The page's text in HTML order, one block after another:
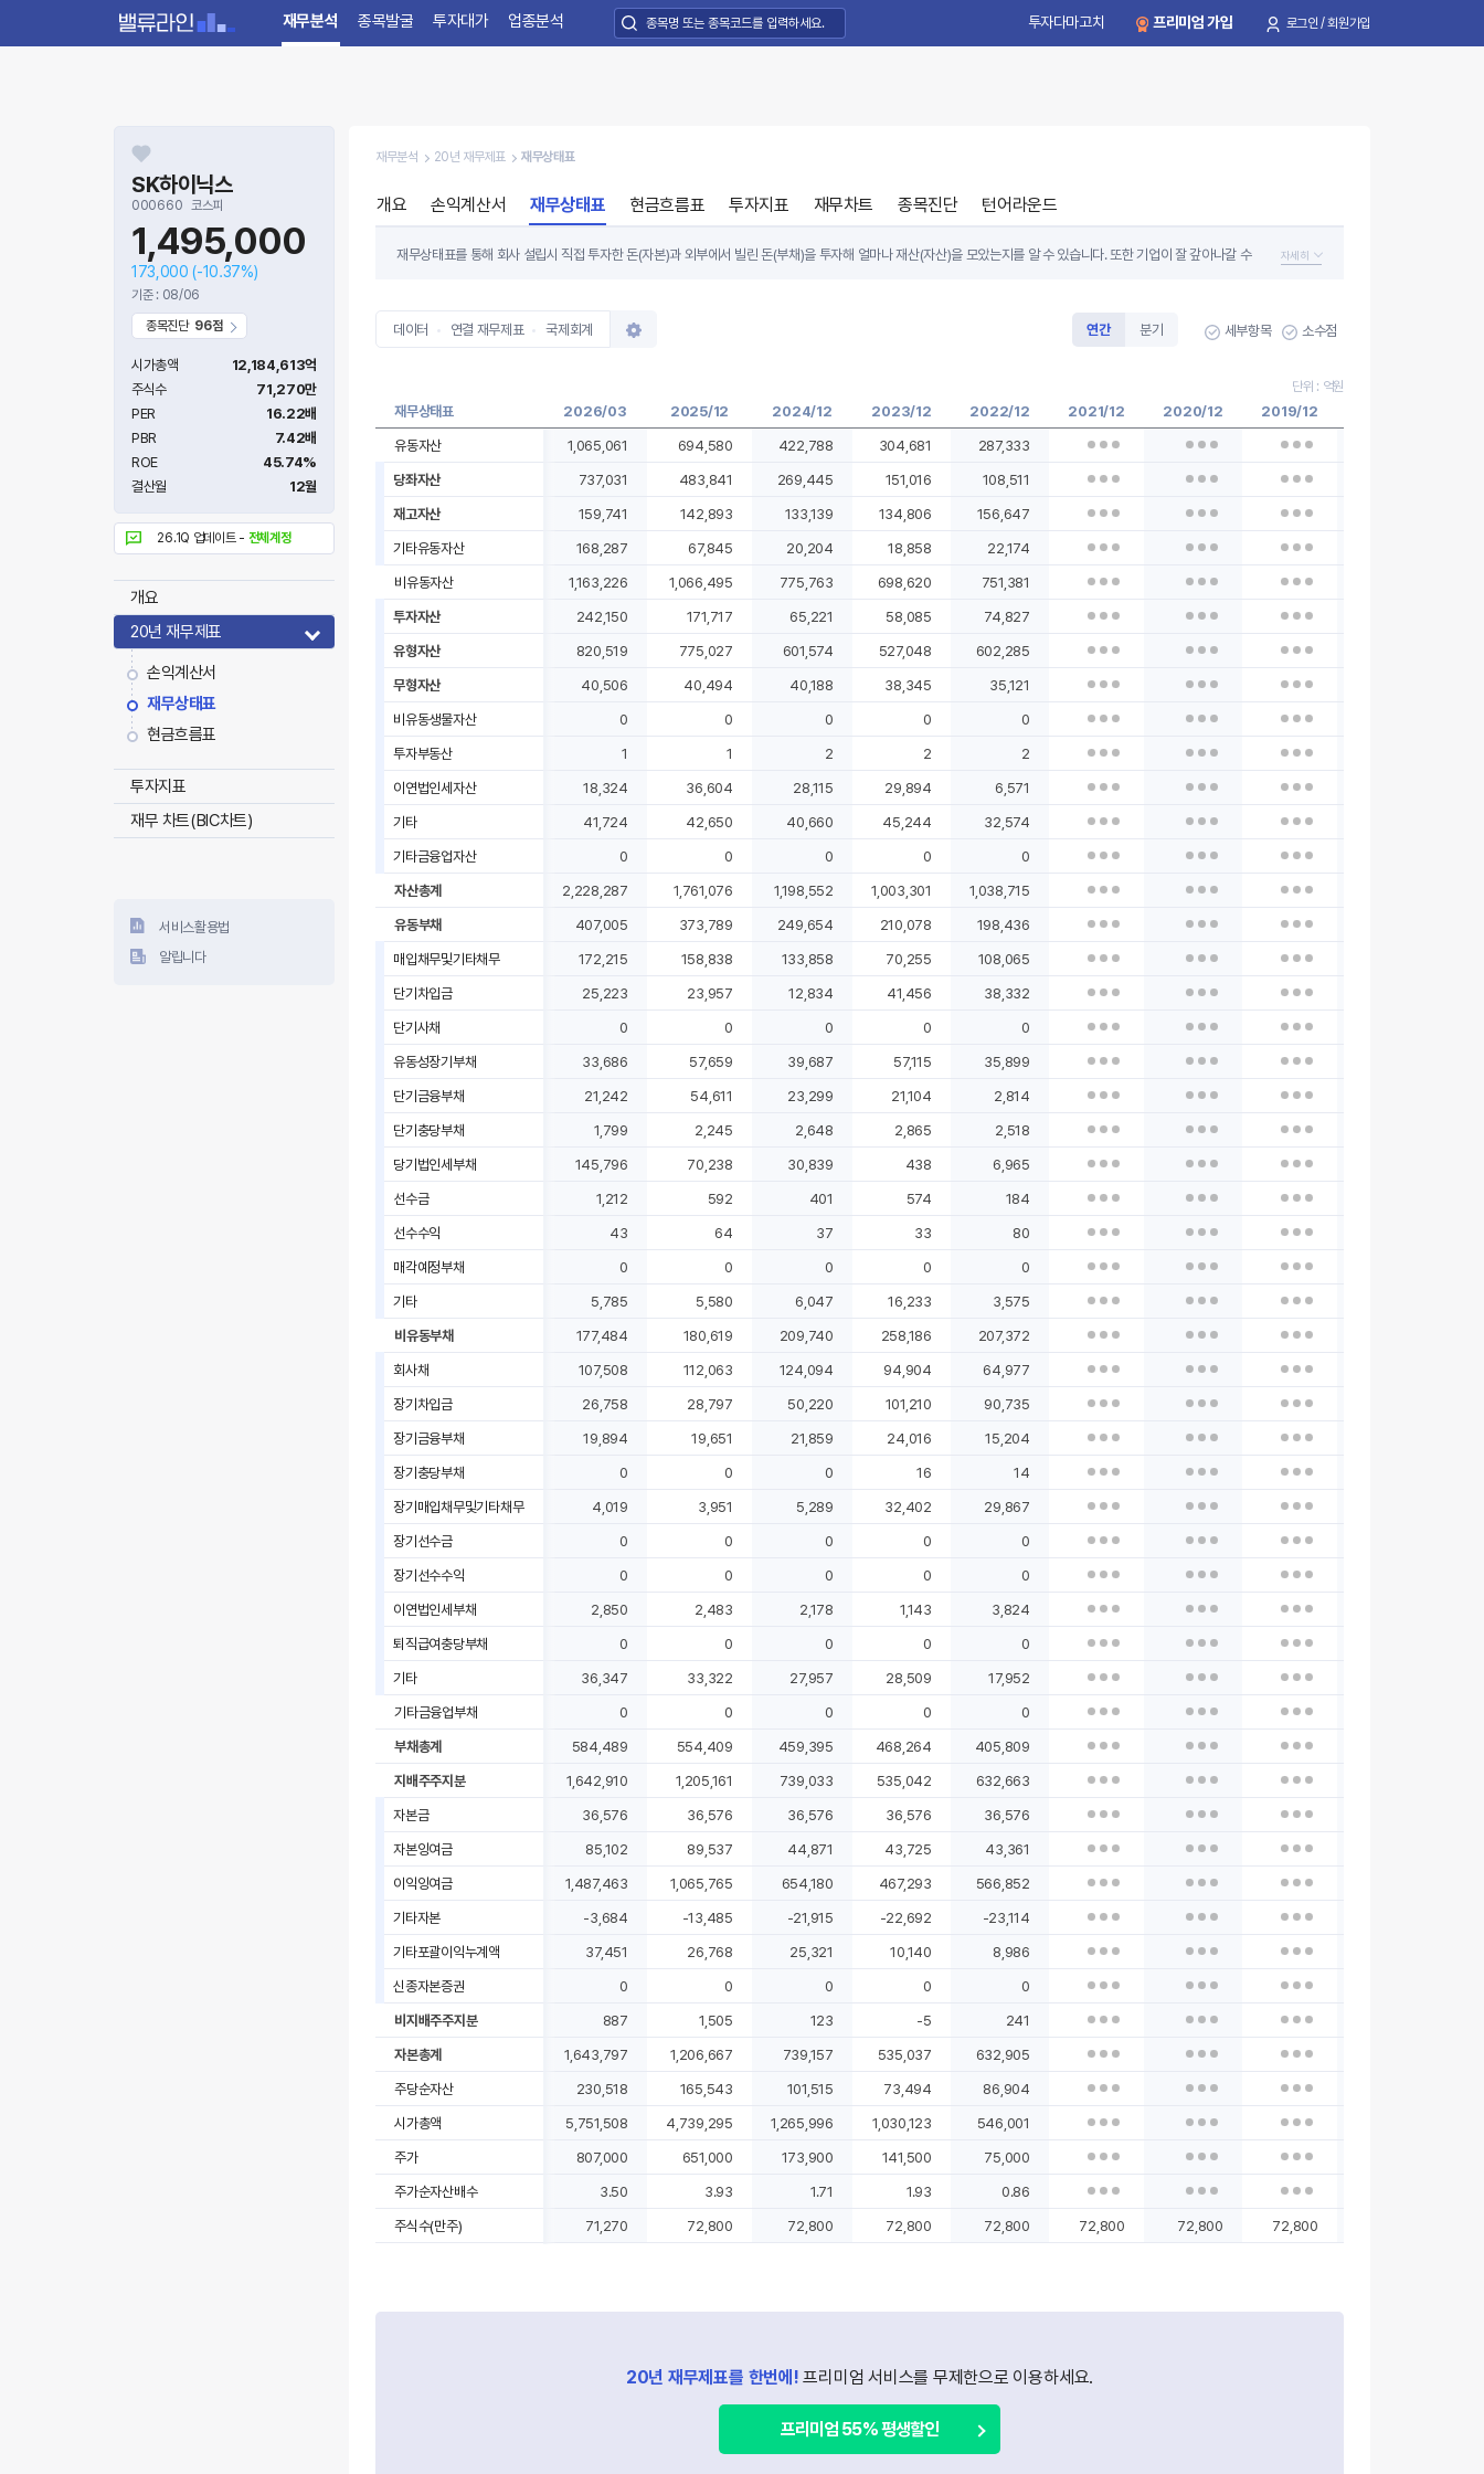
재무분석 종목발굴 투자대가 업종분석 투자다마고치 프리미엄 가입 로그인 / 회원가입
SK하이닉스
000660 코스피
1,495,000
173,000 (-10.37%)
기준 : 08/06
종목진단 96점
시가총액
12,184,613억
주식수
71,270만
PER
16.22배
PBR
7.42배
ROE
45.74%
결산월
12월
26.1Q 업데이트 - 전체계정
개요
20년 재무제표
손익계산서
재무상태표
현금흐름표
투자지표
재무 차트(BIC차트)
서비스활용법
알립니다
재무분석 20년 재무제표 재무상태표
개요 손익계산서 재무상태표 현금흐름표 투자지표 재무차트 종목진단 턴어라운드
자세히
재무상태표를 통해 회사 설립시 직접 투자한 돈(자본)과 외부에서 빌린 돈(부채)을 투자해 얼마나 재산(자산)을 모았는지를 알 수 있습니다. 또한 기업이 잘 갚아나갈 수
데이터
연결 재무제표 국제회계 연간 분기 세부항목 소수점
단위 : 억원
재무상태표 2026/03 2025/12 2024/12 2023/12 2022/12 2021/12 2020/12 2019/12
유동자산 1,065,061 694,580 422,788 304,681 287,333
당좌자산 737,031 483,841 269,445 151,016 108,511
재고자산 159,741 142,893 133,139 134,806 156,647
기타유동자산 168,287 67,845 20,204 18,858 22,174
비유동자산 1,163,226 1,066,495 775,763 698,620 751,381
투자자산 242,150 171,717 65,221 58,085 74,827
유형자산 820,519 775,027 601,574 527,048 602,285
무형자산 40,506 40,494 40,188 38,345 35,121
비유동생물자산 0 0 0 0 0
투자부동산 1 1 2 2 2
이연법인세자산 18,324 36,604 28,115 29,894 6,571
기타 41,724 42,650 40,660 45,244 32,574
기타금융업자산 0 0 0 0 0
자산총계 2,228,287 1,761,076 1,198,552 1,003,301 1,038,715
유동부채 407,005 373,789 249,654 210,078 198,436
매입채무및기타채무 172,215 158,838 133,858 70,255 108,065
단기차입금 25,223 23,957 12,834 41,456 38,332
단기사채 0 0 0 0 0
유동성장기부채 33,686 57,659 39,687 57,115 35,899
단기금융부채 21,242 54,611 23,299 21,104 2,814
단기충당부채 1,799 2,245 2,648 2,865 2,518
당기법인세부채 145,796 70,238 30,839 438 6,965
선수금 1,212 592 401 574 184
선수수익 43 64 37 33 80
매각예정부채 0 0 0 0 0
기타 5,785 5,580 6,047 16,233 3,575
비유동부채 177,484 180,619 209,740 258,186 207,372
회사채 107,508 112,063 124,094 94,904 64,977
장기차입금 26,758 28,797 50,220 101,210 90,735
장기금융부채 19,894 19,651 21,859 24,016 15,204
장기충당부채 0 0 0 16 14
장기매입채무및기타채무 4,019 3,951 5,289 32,402 29,867
장기선수금 0 0 0 0 0
장기선수수익 0 0 0 0 0
이연법인세부채 2,850 2,483 2,178 1,143 3,824
퇴직급여충당부채 0 0 0 0 0
기타 36,347 33,322 27,957 28,509 17,952
기타금융업부채 0 0 0 0 0
부채총계 584,489 554,409 459,395 468,264 405,809
지배주주지분 1,642,910 1,205,161 739,033 535,042 632,663
자본금 36,576 36,576 36,576 36,576 36,576
자본잉여금 85,102 89,537 44,871 43,725 43,361
이익잉여금 1,487,463 1,065,765 654,180 467,293 566,852
기타자본 -3,684 -13,485 -21,915 -22,692 -23,114
기타포괄이익누계액 37,451 26,768 25,321 10,140 8,986
신종자본증권 0 0 0 0 0
비지배주주지분 887 1,505 123 -5 241
자본총계 1,643,797 1,206,667 739,157 535,037 632,905
주당순자산 230,518 165,543 101,515 73,494 86,904
시가총액 5,751,508 4,739,295 1,265,996 1,030,123 546,001
주가 807,000 651,000 173,900 141,500 75,000
주가순자산배수 3.50 3.93 1.71 1.93 0.86
주식수(만주) 71,270 72,800 72,800 72,800 72,800 72,800 72,800 72,800
20년 재무제표를 한번에! 프리미엄 서비스를 무제한으로 이용하세요.
프리미엄 55% 평생할인